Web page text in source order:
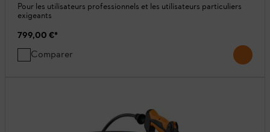
Pour les utilisateurs professionnels et les utilisateurs particuliers
exigeants
799,00 €*
Comparer